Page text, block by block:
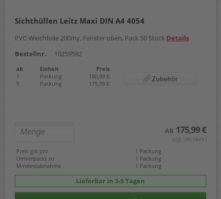
Sichthüllen Leitz Maxi DIN A4 4054
PVC-Weichfolie 200my, Fenster oben, Pack 50 Stück Details
Bestellnr.
10259592
ab Einheit
Preis
1
Packung
180,99 €
5
Packung 175,99 €
Zubehör
AB 175,99 €
(zzgl. 19% Mwst.)
Preis gilt pro
1 Packung
Umverpackt zu
1 Packung
Mindestabnahme
1 Packung
Lieferbar in 3-5 Tagen